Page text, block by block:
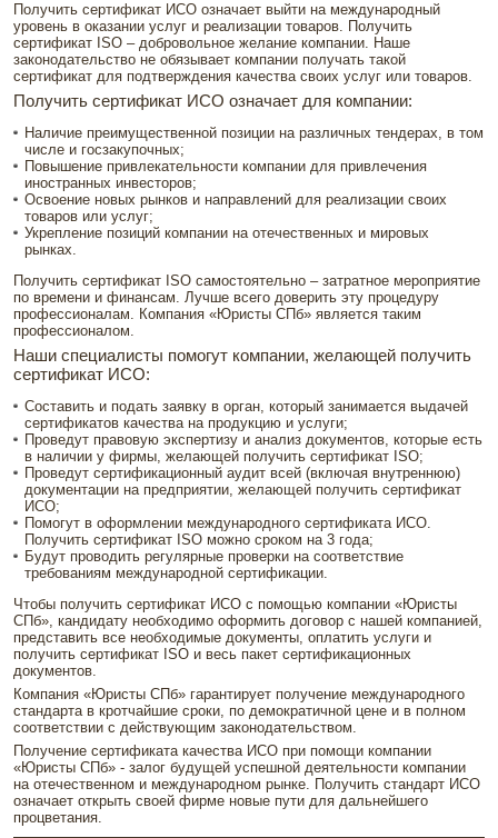
Получить сертификат ИСО означает выйти на международный
уровень в оказании услуг и реализации товаров. Получить
сертификат ISO – добровольное желание компании. Наше
законодательство не обязывает компании получать такой
сертификат для подтверждения качества своих услуг или товаров.
Получить сертификат ИСО означает для компании:
Наличие преимущественной позиции на различных тендерах, в том
числе и госзакупочных;
Повышение привлекательности компании для привлечения
иностранных инвесторов;
Освоение новых рынков и направлений для реализации своих
товаров или услуг;
Укрепление позиций компании на отечественных и мировых
рынках.
Получить сертификат ISO самостоятельно – затратное мероприятие
по времени и финансам. Лучше всего доверить эту процедуру
профессионалам. Компания «Юристы СПб» является таким
профессионалом.
Наши специалисты помогут компании, желающей получить
сертификат ИСО:
Составить и подать заявку в орган, который занимается выдачей
сертификатов качества на продукцию и услуги;
Проведут правовую экспертизу и анализ документов, которые есть
в наличии у фирмы, желающей получить сертификат ISO;
Проведут сертификационный аудит всей (включая внутреннюю)
документации на предприятии, желающей получить сертификат
ИСО;
Помогут в оформлении международного сертификата ИСО.
Получить сертификат ISO можно сроком на 3 года;
Будут проводить регулярные проверки на соответствие
требованиям международной сертификации.
Чтобы получить сертификат ИСО с помощью компании «Юристы
СПб», кандидату необходимо оформить договор с нашей компанией,
представить все необходимые документы, оплатить услуги и
получить сертификат ISO и весь пакет сертификационных
документов.
Компания «Юристы СПб» гарантирует получение международного
стандарта в кротчайшие сроки, по демократичной цене и в полном
соответствии с действующим законодательством.
Получение сертификата качества ИСО при помощи компании
«Юристы СПб» - залог будущей успешной деятельности компании
на отечественном и международном рынке. Получить стандарт ИСО
означает открыть своей фирме новые пути для дальнейшего
процветания.